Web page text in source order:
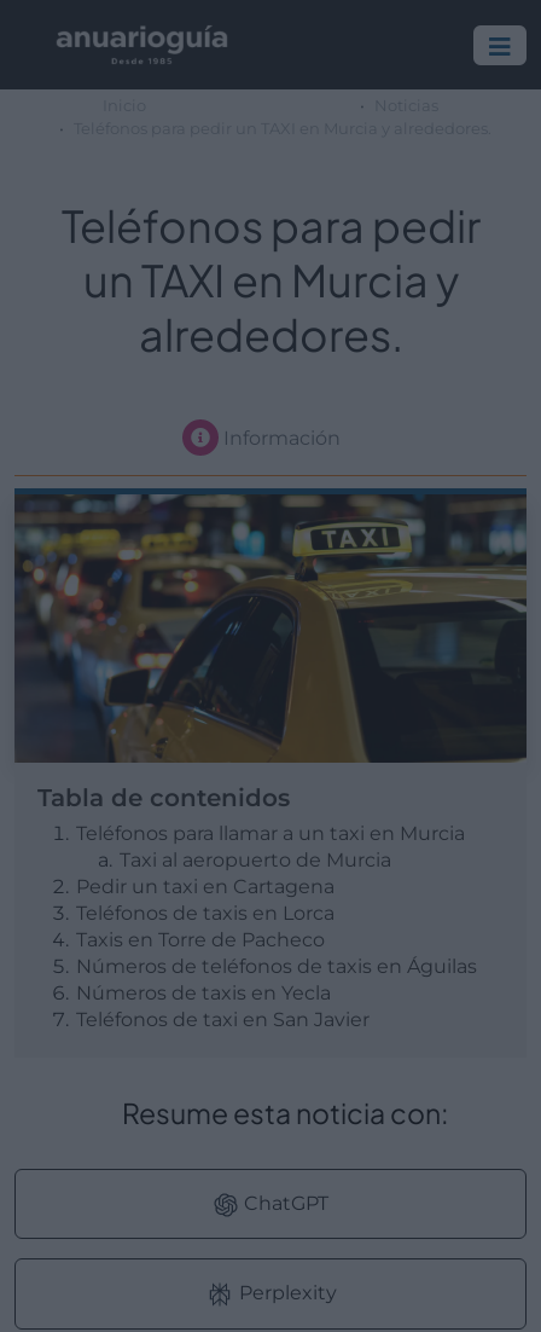
Teléfonos para pedir
un TAXI en Murcia y
alrededores.
Información
Tabla de contenidos
Teléfonos para llamar a un taxi en Murcia
Taxi al aeropuerto de Murcia
Pedir un taxi en Cartagena
Teléfonos de taxis en Lorca
Taxis en Torre de Pacheco
Números de teléfonos de taxis en Águilas
Números de taxis en Yecla
Teléfonos de taxi en San Javier
Resume esta noticia con:
ChatGPT
Perplexity